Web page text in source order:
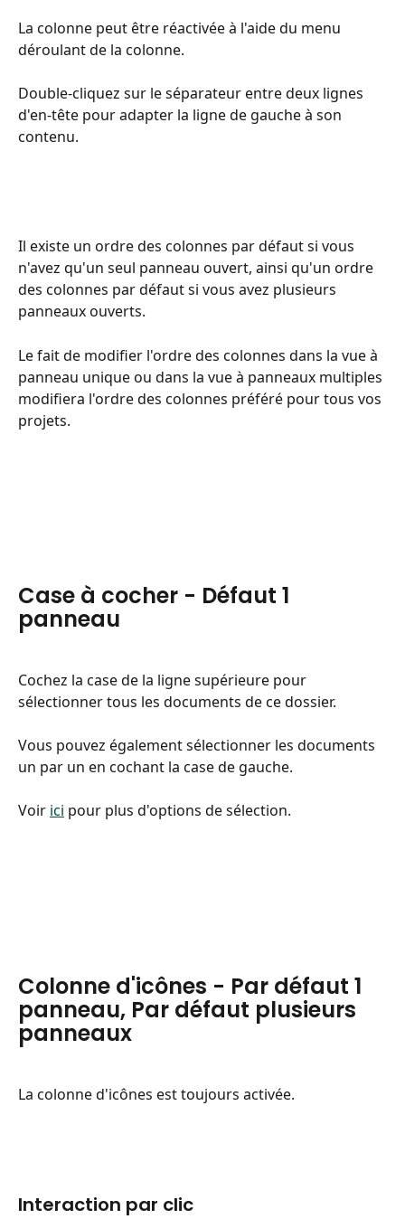
La colonne peut être réactivée à l'aide du menu
déroulant de la colonne.
Double-cliquez sur le séparateur entre deux lignes
d'en-tête pour adapter la ligne de gauche à son
contenu.
Il existe un ordre des colonnes par défaut si vous
n'avez qu'un seul panneau ouvert, ainsi qu'un ordre
des colonnes par défaut si vous avez plusieurs
panneaux ouverts.
Le fait de modifier l'ordre des colonnes dans la vue à
panneau unique ou dans la vue à panneaux multiples
modifiera l'ordre des colonnes préféré pour tous vos
projets.
Case à cocher - Défaut 1
panneau
Cochez la case de la ligne supérieure pour
sélectionner tous les documents de ce dossier.
Vous pouvez également sélectionner les documents
un par un en cochant la case de gauche.
Voir ici pour plus d'options de sélection.
Colonne d'icônes - Par défaut 1
panneau, Par défaut plusieurs
panneaux
La colonne d'icônes est toujours activée.
Interaction par clic